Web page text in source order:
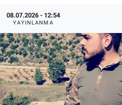
08.07.2026 - 12:54
YAYINLANMA